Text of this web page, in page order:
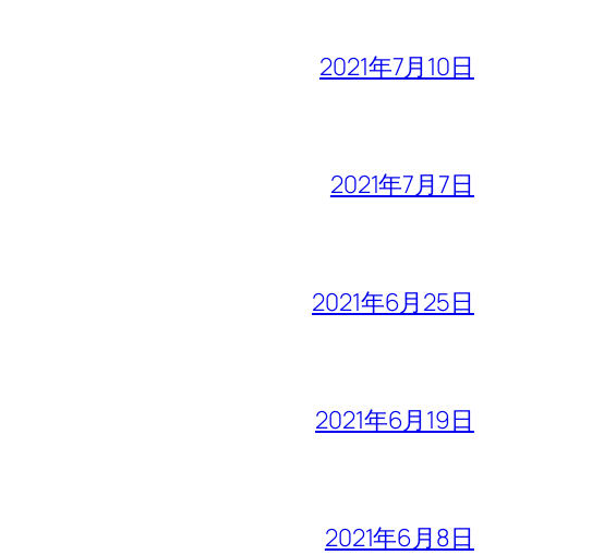
2021年7月10日
2021年7月7日
2021年6月25日
2021年6月19日
2021年6月8日